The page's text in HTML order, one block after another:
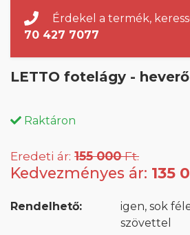
Érdekel a termék,
70 427 7077
LETTO fotelágy -
Raktáron
Eredeti ár: 155 000Ft.
Kedvezményes ár: 135
Rendelhető:
igen, sok
szövettel